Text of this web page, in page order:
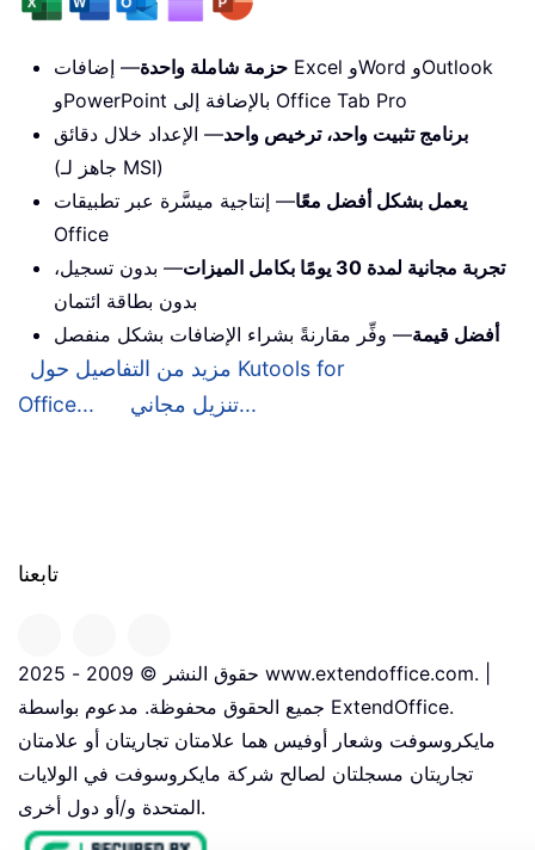
حزمة شاملة واحدة— إضافات Excel وWord وOutlook
وPowerPoint بالإضافة إلى Office Tab Pro
برنامج تثبيت واحد، ترخيص واحد— الإعداد خلال دقائق
(جاهز لـ MSI)
يعمل بشكل أفضل معًا— إنتاجية ميسَّرة عبر تطبيقات
Office
تجربة مجانية لمدة 30 يومًا بكامل الميزات
— بدون تسجيل،
بدون بطاقة ائتمان
أفضل قيمة— وفِّر مقارنةً بشراء الإضافات بشكل منفصل
مزيد من التفاصيل حول Kutools for
Office...
تنزيل مجاني...
تابعنا
حقوق النشر © 2009 - 2025 www.extendoffice.com. |
جميع الحقوق محفوظة. مدعوم بواسطة ExtendOffice.
مايكروسوفت وشعار أوفيس هما علامتان تجاريتان أو علامتان
تجاريتان مسجلتان لصالح شركة مايكروسوفت في الولايات
المتحدة و/أو دول أخرى.